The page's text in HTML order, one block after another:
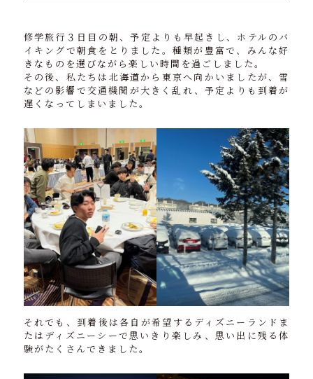
修学旅行３日目の朝、予定よりも早起きし、ホテルのバ
イキングで朝食をとりました。種類が豊富で、みんな好
きなものを選びながら楽しい時間を過ごしました。
その後、私たちは北海道から東京へ向かいましたが、雪
などの影響で交通機関が大きく乱れ、予定よりも到着が
遅くなってしまいました。
それでも、到着後は各自が希望するディズニーランドま
たはディズニーシーで思いきり楽しみ、思い出に残る体
験がたくさんできました。